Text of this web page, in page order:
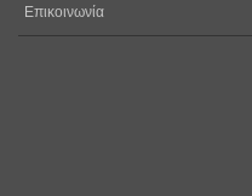
Επικοινωνία